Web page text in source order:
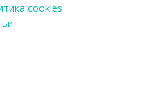
cookies